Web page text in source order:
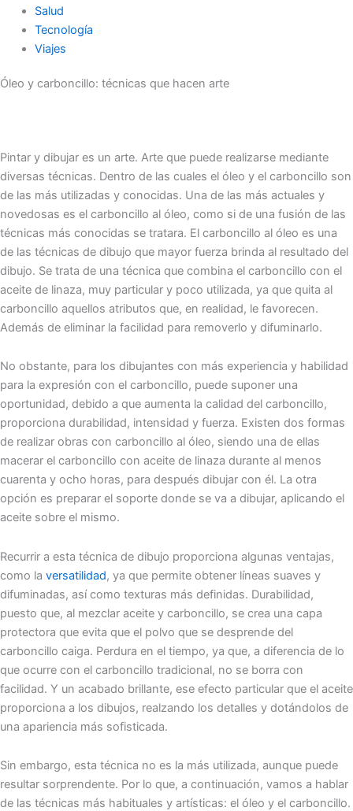
Salud
Tecnología
Viajes
Óleo y carboncillo: técnicas que hacen arte
Pintar y dibujar es un arte. Arte que puede realizarse mediante
diversas técnicas. Dentro de las cuales el óleo y el carboncillo son
de las más utilizadas y conocidas. Una de las más actuales y
novedosas es el carboncillo al óleo, como si de una fusión de las
técnicas más conocidas se tratara. El carboncillo al óleo es una
de las técnicas de dibujo que mayor fuerza brinda al resultado del
dibujo. Se trata de una técnica que combina el carboncillo con el
aceite de linaza, muy particular y poco utilizada, ya que quita al
carboncillo aquellos atributos que, en realidad, le favorecen.
Además de eliminar la facilidad para removerlo y difuminarlo.
No obstante, para los dibujantes con más experiencia y habilidad
para la expresión con el carboncillo, puede suponer una
oportunidad, debido a que aumenta la calidad del carboncillo,
proporciona durabilidad, intensidad y fuerza. Existen dos formas
de realizar obras con carboncillo al óleo, siendo una de ellas
macerar el carboncillo con aceite de linaza durante al menos
cuarenta y ocho horas, para después dibujar con él. La otra
opción es preparar el soporte donde se va a dibujar, aplicando el
aceite sobre el mismo.
Recurrir a esta técnica de dibujo proporciona algunas ventajas,
como la versatilidad, ya que permite obtener líneas suaves y
difuminadas, así como texturas más definidas. Durabilidad,
puesto que, al mezclar aceite y carboncillo, se crea una capa
protectora que evita que el polvo que se desprende del
carboncillo caiga. Perdura en el tiempo, ya que, a diferencia de lo
que ocurre con el carboncillo tradicional, no se borra con
facilidad. Y un acabado brillante, ese efecto particular que el aceite
proporciona a los dibujos, realzando los detalles y dotándolos de
una apariencia más sofisticada.
Sin embargo, esta técnica no es la más utilizada, aunque puede
resultar sorprendente. Por lo que, a continuación, vamos a hablar
de las técnicas más habituales y artísticas: el óleo y el carboncillo.